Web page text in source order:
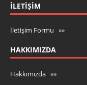
İLETIŞIM
İletişim Formu »»
HAKKIMIZDA
Hakkımızda »»